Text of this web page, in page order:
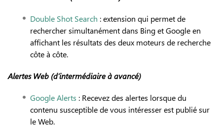
Double Shot Search : extension qui permet de
rechercher simultanément dans Bing et Google en
affichant les résultats des deux moteurs de recherche
côte à côte.
Alertes Web (d’intermédiaire à avancé)
Google Alerts : Recevez des alertes lorsque du
contenu susceptible de vous intéresser est publié sur
le Web.